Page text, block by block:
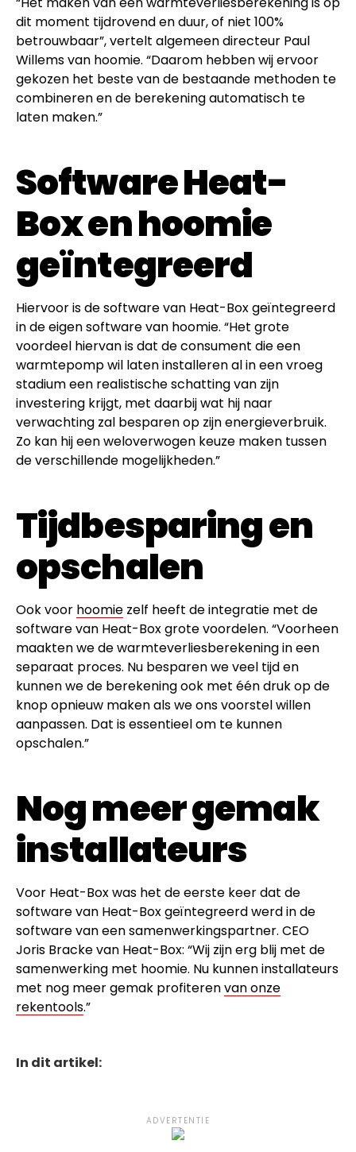
dit moment tijdrovend en duur, of niet 100%
betrouwbaar”, vertelt algemeen directeur Paul
Willems van hoomie. “Daarom hebben wij ervoor
gekozen het beste van de bestaande methoden te
combineren en de berekening automatisch te
laten maken.”
Software Heat-
Box en hoomie
geïntegreerd
Hiervoor is de software van Heat-Box geïntegreerd
in de eigen software van hoomie. “Het grote
voordeel hiervan is dat de consument die een
warmtepomp wil laten installeren al in een vroeg
stadium een realistische schatting van zijn
investering krijgt, met daarbij wat hij naar
verwachting zal besparen op zijn energieverbruik.
Zo kan hij een weloverwogen keuze maken tussen
de verschillende mogelijkheden.”
Tijdbesparing en
opschalen
Ook voor hoomie zelf heeft de integratie met de
software van Heat-Box grote voordelen. “Voorheen
maakten we de warmteverliesberekening in een
separaat proces. Nu besparen we veel tijd en
kunnen we de berekening ook met één druk op de
knop opnieuw maken als we ons voorstel willen
aanpassen. Dat is essentieel om te kunnen
opschalen.”
Nog meer gemak
installateurs
Voor Heat-Box was het de eerste keer dat de
software van Heat-Box geïntegreerd werd in de
software van een samenwerkingspartner. CEO
Joris Bracke van Heat-Box: “Wij zijn erg blij met de
samenwerking met hoomie. Nu kunnen installateurs
met nog meer gemak profiterenvan onze
rekentools.”
In dit artikel:
ADVERTENTIE